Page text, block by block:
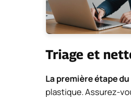
Triage et
La première étape
plastique. Assurez-